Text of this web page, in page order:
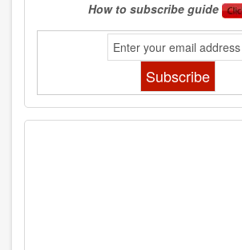
How to subscribe guide